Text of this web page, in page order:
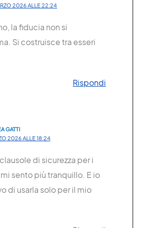
2026 ALLE 22:24
la fiducia non si
Si costruisce tra esseri
Rispondi
GATTI
2026 ALLE 18:24
di sicurezza per i
sento più tranquillo. E io
di usarla solo per il mio